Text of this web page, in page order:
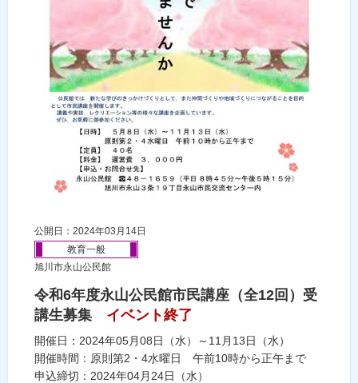
公開日：2024年03月14日
教育一般
旭川市永山公民館
令和6年度永山公民館市民講座（全12回）受
講生募集
イベント終了
開催日：2024年05月08日（水）～11月13日（水）
開催時間：原則第2・4水曜日 午前10時から正午まで
申込締切：2024年04月24日（水）